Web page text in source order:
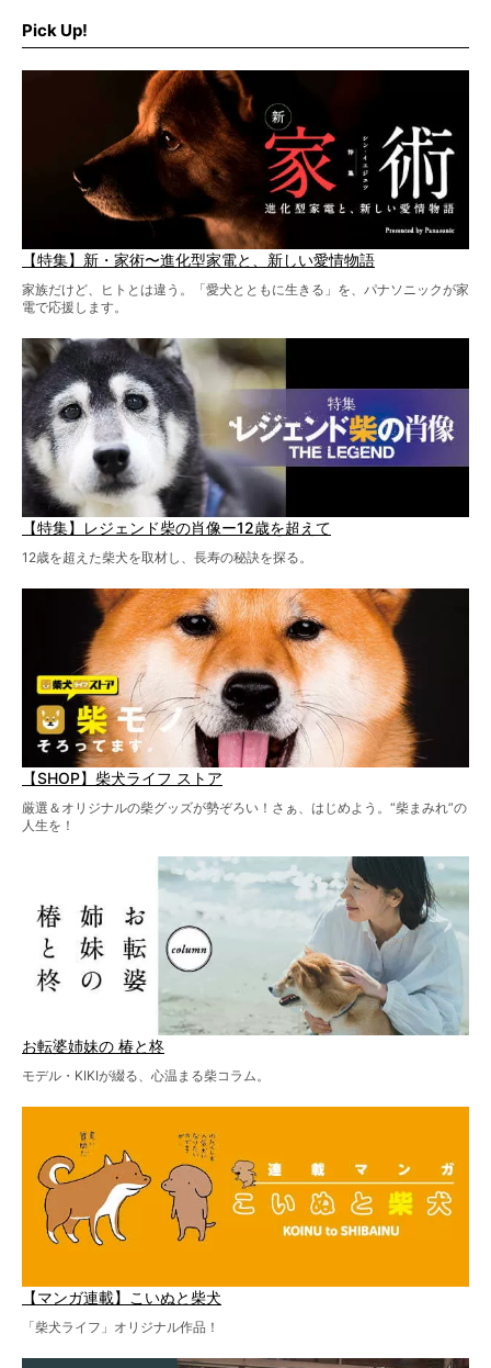
Pick Up!
【特集】新・家術〜進化型家電と、新しい愛情物語
家族だけど、ヒトとは違う。「愛犬とともに生きる」を、パナソニックが家
電で応援します。
【特集】レジェンド柴の肖像ー12歳を超えて
12歳を超えた柴犬を取材し、長寿の秘訣を探る。
【SHOP】柴犬ライフ ストア
厳選＆オリジナルの柴グッズが勢ぞろい！さぁ、はじめよう。“柴まみれ”の
人生を！
お転婆姉妹の 椿と柊
モデル・KIKIが綴る、心温まる柴コラム。
【マンガ連載】こいぬと柴犬
「柴犬ライフ」オリジナル作品！